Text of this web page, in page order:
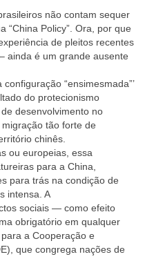
não contam sequer
“China Policy”. Ora, por que
de pleitos recentes
ainda é um grande ausente
“ensimesmada”’
do protecionismo
desenvolvimento no
tão forte de
chinês.
ou europeias, essa
para a China,
para trás na condição de
intensa. A
sociais — como efeito
obrigatório em qualquer
a Cooperação e
que congrega nações de